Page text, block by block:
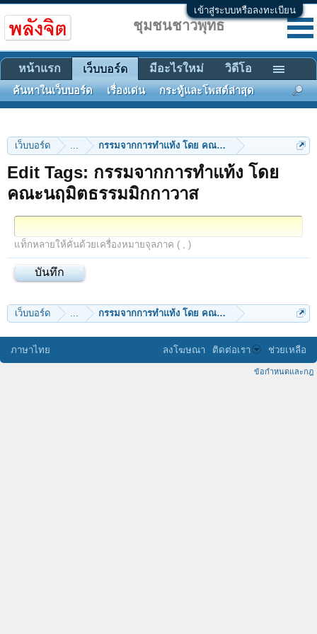
เข้าสู่ระบบหรือลงทะเบียน
เว็บบอร์ด ... กรรมจากการทำแท้ง โดย คณะนฤมิตธรรมมิกกาวาส
Edit Tags: กรรมจากการทำแท้ง โดย
คณะนฤมิตธรรมมิกกาวาส
แท็กหลายให้คั่นด้วยเครื่องหมายจุลภาค ( , )
เว็บบอร์ด ... กรรมจากการทำแท้ง โดย คณะนฤมิตธรรมมิกกาวาส
ชุมชนชาวพุทธ
หน้าแรก เว็บบอร์ด
ค้นหาในเว็บบอร์ด เรื่องเด่น กระทู้และโพสต์ล่าสุด
มีอะไรใหม่ วิดีโอ
ภาษาไทย ลงโฆษณา ติดต่อเรา ช่วยเหลือ
ข้อกำหนดและกฎ